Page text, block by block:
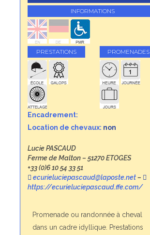
INFORMATIONS
PRESTATIONS PROMENADES
Encadrement:
Location de chevaux: non
Lucie PASCAUD
Ferme de Malton – 51270 ETOGES
+33 (0)6 10 54 33 51
ecurieluciepascaud@laposte.net–
https://ecurieluciepascaud.ffe.com/
Promenade ou randonnée à cheval
dans un cadre idyllique. Prestations